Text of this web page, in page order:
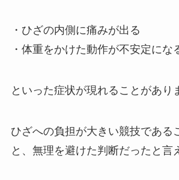
・ひざの内側に痛みが出る
・体重をかけた動作が不安定にな
といった症状が現れることがあり
ひざへの負担が大きい競技である
と、無理を避けた判断だったと言